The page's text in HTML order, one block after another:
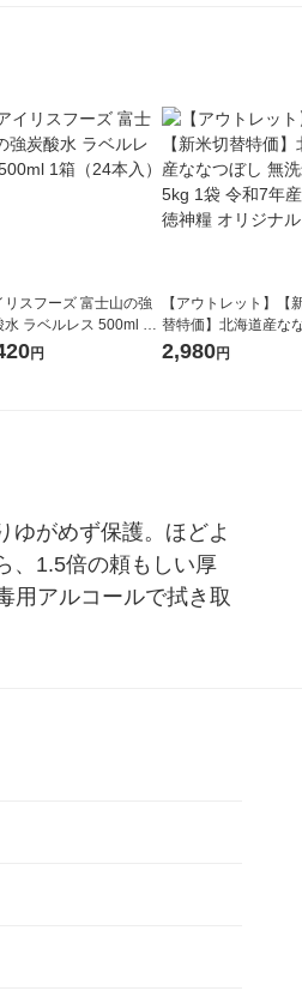
リスフーズ 富士山の強
水 ラベルレス 500ml 1
24本入）
円
【アウトレット】【
替特価】北海道産な
し 無洗米 5kg 1袋 令
2,980円
ゆがめず保護。ほどよ
、1.5倍の頼もしい厚
用アルコールで拭き取